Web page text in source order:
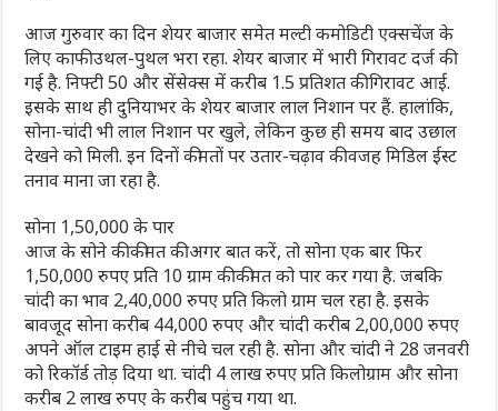
आज गुरुवार का दिन शेयर बाजार समेत मल्टी कमोडिटी एक्सचेंज के
लिए काफी उथल-पुथल भरा रहा. शेयर बाजार में भारी गिरावट दर्ज की
गई है. निफ्टी 50 और सेंसेक्स में करीब 1.5 प्रतिशत की गिरावट आई.
इसके साथ ही दुनियाभर के शेयर बाजार लाल निशान पर हैं. हालांकि,
सोना-चांदी भी लाल निशान पर खुले, लेकिन कुछ ही समय बाद उछाल
देखने को मिली. इन दिनों कीमतों पर उतार-चढ़ाव की वजह मिडिल ईस्ट
तनाव माना जा रहा है.
सोना 1,50,000 के पार
आज के सोने की कीमत की अगर बात करें, तो सोना एक बार फिर
1,50,000 रुपए प्रति 10 ग्राम की कीमत को पार कर गया है. जबकि
चांदी का भाव 2,40,000 रुपए प्रति किलो ग्राम चल रहा है. इसके
बावजूद सोना करीब 44,000 रुपए और चांदी करीब 2,00,000 रुपए
अपने ऑल टाइम हाई से नीचे चल रही है. सोना और चांदी ने 28 जनवरी
को रिकॉर्ड तोड़ दिया था. चांदी 4 लाख रुपए प्रति किलोग्राम और सोना
करीब 2 लाख रुपए के करीब पहुंच गया था.